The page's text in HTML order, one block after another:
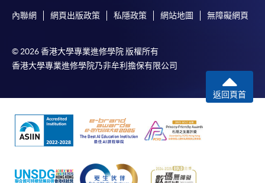
除特殊情況(例如課程因報名人數不足而被取消)及
取錄的證明。學院將在截止報名日期後儘快通知申
請者是否獲取錄。落選的申請人將獲退還已繳交的
免責聲明
本學院為學院開設的其中一些課程提供在線服務的平台。雖然
內聯網 網頁出版政策 私隱政策 網站地圖 無障礙網頁
© 2026 香港大學專業進修學院 版權所有
香港大學專業進修學院乃非牟利擔保有限公司
返回頁首